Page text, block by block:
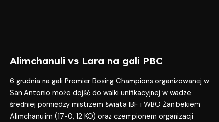
Alimchanuli vs Lara na gali PBC
6 grudnia na gali Premier Boxing Champions organizowanej w
San Antonio może dojść do walki unifikacyjnej w wadze
średniej pomiędzy mistrzem świata IBF i WBO Żanibekiem
Alimchanulim (17-0, 12 KO) oraz czempionem organizacji
Lara
gali
PBC